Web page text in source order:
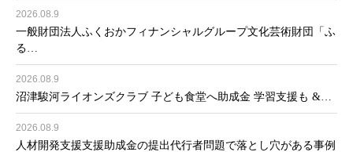
2026.08.9
一般財団法人ふくおかフィナンシャルグループ文化芸術財団「ふ
る…
2026.08.9
沼津駿河ライオンズクラブ 子ども食堂へ助成金 学習支援も &…
2026.08.9
人材開発支援支援助成金の提出代行者問題で落とし穴がある事例